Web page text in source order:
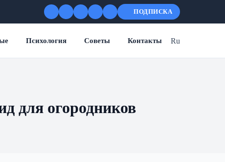
ПОДПИСКА
Психология Советы Контакты Ru
для огородников